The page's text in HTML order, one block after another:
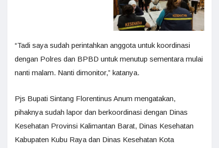
“Tadi saya sudah perintahkan anggota untuk koordinasi
dengan Polres dan BPBD untuk menutup sementara mulai
nanti malam. Nanti dimonitor,” katanya.
Pjs Bupati Sintang Florentinus Anum mengatakan,
pihaknya sudah lapor dan berkoordinasi dengan Dinas
Kesehatan Provinsi Kalimantan Barat, Dinas Kesehatan
Kabupaten Kubu Raya dan Dinas Kesehatan Kota